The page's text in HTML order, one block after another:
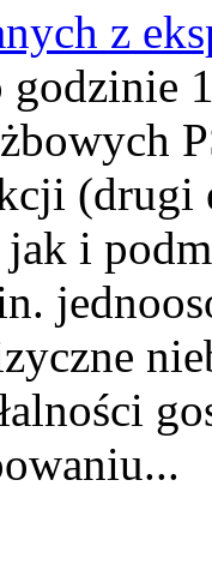
z
godzinie
(drugi
i